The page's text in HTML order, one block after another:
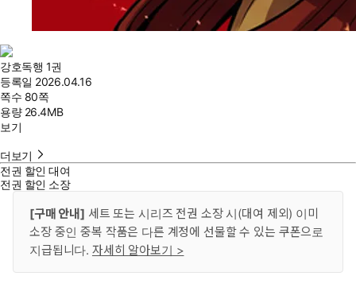
강호독행 1권
등록일 2026.04.16
쪽수 80쪽
용량 26.4MB
보기
더보기
전권 할인 대여
전권 할인 소장
[구매 안내] 세트 또는 시리즈 전권 소장 시(대여 제외) 이미
소장 중인 중복 작품은 다른 계정에 선물할 수 있는 쿠폰으로
지급됩니다. 자세히 알아보기 >